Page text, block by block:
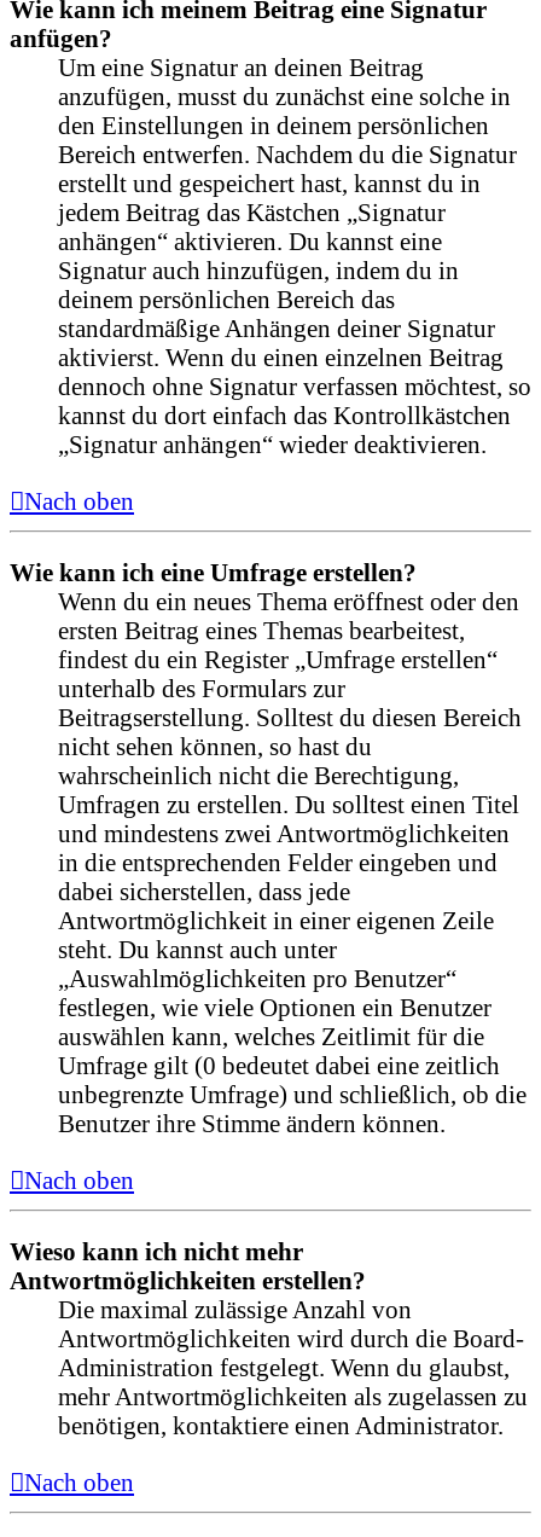
Wie kann ich meinem Beitrag eine Signatur
anfügen?
Um eine Signatur an deinen Beitrag
anzufügen, musst du zunächst eine solche in
den Einstellungen in deinem persönlichen
Bereich entwerfen. Nachdem du die Signatur
erstellt und gespeichert hast, kannst du in
jedem Beitrag das Kästchen „Signatur
anhängen“ aktivieren. Du kannst eine
Signatur auch hinzufügen, indem du in
deinem persönlichen Bereich das
standardmäßige Anhängen deiner Signatur
aktivierst. Wenn du einen einzelnen Beitrag
dennoch ohne Signatur verfassen möchtest, so
kannst du dort einfach das Kontrollkästchen
„Signatur anhängen“ wieder deaktivieren.
Nach oben
Wie kann ich eine Umfrage erstellen?
Wenn du ein neues Thema eröffnest oder den
ersten Beitrag eines Themas bearbeitest,
findest du ein Register „Umfrage erstellen“
unterhalb des Formulars zur
Beitragserstellung. Solltest du diesen Bereich
nicht sehen können, so hast du
wahrscheinlich nicht die Berechtigung,
Umfragen zu erstellen. Du solltest einen Titel
und mindestens zwei Antwortmöglichkeiten
in die entsprechenden Felder eingeben und
dabei sicherstellen, dass jede
Antwortmöglichkeit in einer eigenen Zeile
steht. Du kannst auch unter
„Auswahlmöglichkeiten pro Benutzer“
festlegen, wie viele Optionen ein Benutzer
auswählen kann, welches Zeitlimit für die
Umfrage gilt (0 bedeutet dabei eine zeitlich
unbegrenzte Umfrage) und schließlich, ob die
Benutzer ihre Stimme ändern können.
Nach oben
Wieso kann ich nicht mehr
Antwortmöglichkeiten erstellen?
Die maximal zulässige Anzahl von
Antwortmöglichkeiten wird durch die Board-
Administration festgelegt. Wenn du glaubst,
mehr Antwortmöglichkeiten als zugelassen zu
benötigen, kontaktiere einen Administrator.
Nach oben